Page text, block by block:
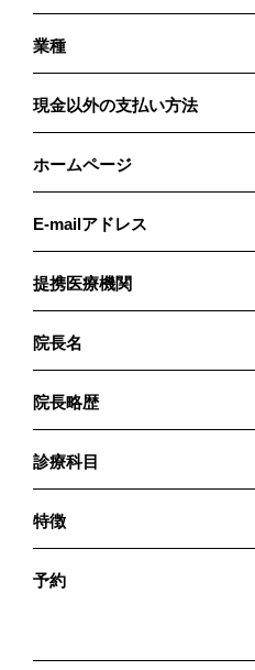
業種
現金以外の支払い方法
ホームページ
E-mailアドレス
提携医療機関
院長名
院長略歴
診療科目
特徴
予約